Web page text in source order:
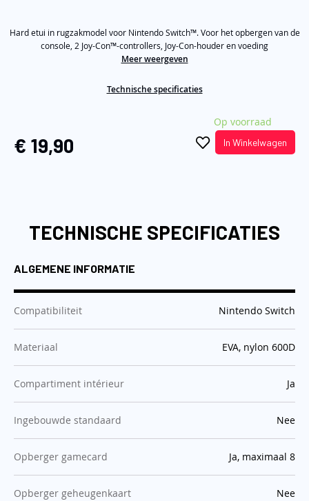
de
afbeeldingen-
stars,
average
Hard etui in rugzakmodel voor Nintendo Switch™. Voor het opbergen van de
console, 2 Joy-Con™-controllers, Joy-Con-houder en voeding
Meer weergeven
Technische specificaties
€ 19,90
Op voorraad
In Winkelwagen
TECHNISCHE SPECIFICATIES
ALGEMENE INFORMATIE
Compatibiliteit :Nintendo Switch
Materiaal :EVA, nylon 600D
Compartiment intérieur :Ja
Ingebouwde standaard :Nee
Opberger gamecard :Ja, maximaal 8
Opberger geheugenkaart :Nee